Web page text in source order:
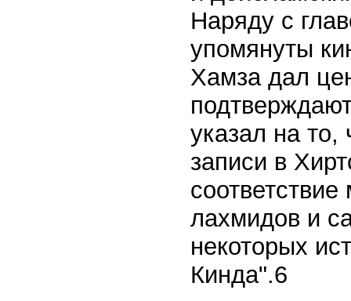
Наряду с
упомянуты
Хамза дал
указал на то,
записи в
лахмидов и
некоторых
Кинда".6